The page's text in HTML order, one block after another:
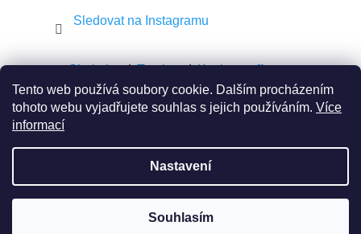
Tento web používá soubory cookie. Dalším procházením
tohoto webu vyjadřujete souhlas s jejich používáním. Více
informací
Nastavení
Souhlasím
Sledovat na Instagramu
Shekel.cz Torah.cz Kosher-coffee.cz
Vytvořil Shoptet
Copyright 2026JEWISH E-SHOP. Všechna práva
vyhrazena.